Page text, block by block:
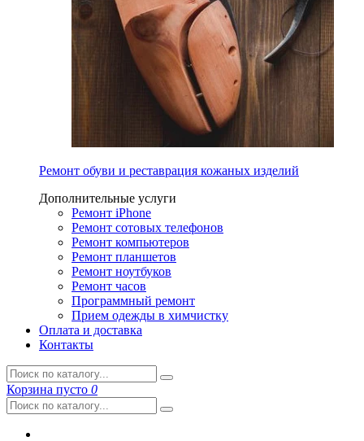
Ремонт обуви и реставрация кожаных изделий
Дополнительные услуги
Ремонт iPhone
Ремонт сотовых телефонов
Ремонт компьютеров
Ремонт планшетов
Ремонт ноутбуков
Ремонт часов
Программный ремонт
Прием одежды в химчистку
Оплата и доставка
Контакты
Корзина пусто 0